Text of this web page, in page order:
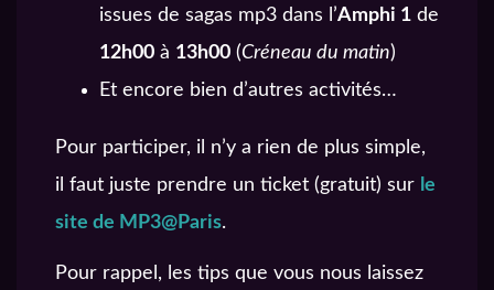
issues de sagas mp3 dans l’Amphi 1 de
12h00 à 13h00 (Créneau du matin)
Et encore bien d’autres activités…
Pour participer, il n’y a rien de plus simple,
il faut juste prendre un ticket (gratuit) sur le
site de MP3@Paris.
Pour rappel, les tips que vous nous laissez